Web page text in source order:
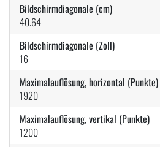
Bildschirmdiagonale (cm)
40.64
Bildschirmdiagonale (Zoll)
16
Maximalauflösung, horizontal (Punkte)
1920
Maximalauflösung, vertikal (Punkte)
1200